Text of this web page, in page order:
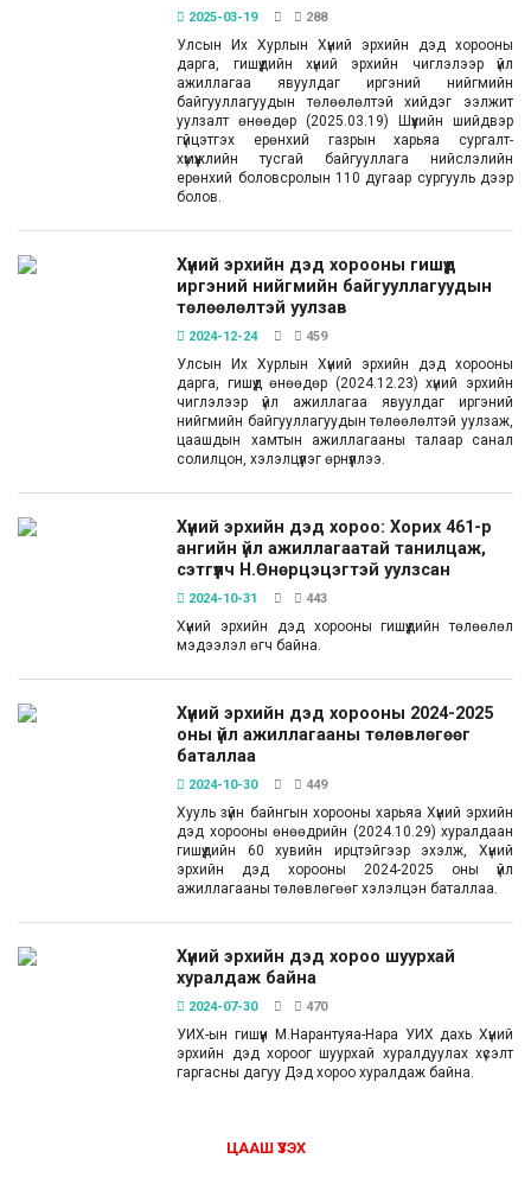
2025-03-19 288
Улсын Их Хурлын Хүний эрхийн дэд хорооны
дарга, гишүүдийн хүний эрхийн чиглэлээр үйл
ажиллагаа явуулдаг иргэний нийгмийн
байгууллагуудын төлөөлөлтэй хийдэг ээлжит
уулзалт өнөөдөр (2025.03.19) Шүүхийн шийдвэр
гүйцэтгэх ерөнхий газрын харьяа сургалт-
хүмүүжлийн тусгай байгууллага нийслэлийн
ерөнхий боловсролын 110 дугаар сургууль дээр
болов.
Хүний эрхийн дэд хорооны гишүүд
иргэний нийгмийн байгууллагуудын
төлөөлөлтэй уулзав
2024-12-24 459
Улсын Их Хурлын Хүний эрхийн дэд хорооны
дарга, гишүүд өнөөдөр (2024.12.23) хүний эрхийн
чиглэлээр үйл ажиллагаа явуулдаг иргэний
нийгмийн байгууллагуудын төлөөлөлтэй уулзаж,
цаашдын хамтын ажиллагааны талаар санал
солилцон, хэлэлцүүлэг өрнүүллээ.
Хүний эрхийн дэд хороо: Хорих 461-р
ангийн үйл ажиллагаатай танилцаж,
сэтгүүлч Н.Өнөрцэцэгтэй уулзсан
2024-10-31 443
Хүний эрхийн дэд хорооны гишүүдийн төлөөлөл
мэдээлэл өгч байна.
Хүний эрхийн дэд хорооны 2024-2025
оны үйл ажиллагааны төлөвлөгөөг
баталлаа
2024-10-30 449
Хууль зүйн байнгын хорооны харьяа Хүний эрхийн
дэд хорооны өнөөдрийн (2024.10.29) хуралдаан
гишүүдийн 60 хувийн ирцтэйгээр эхэлж, Хүний
эрхийн дэд хорооны 2024-2025 оны үйл
ажиллагааны төлөвлөгөөг хэлэлцэн баталлаа.
Хүний эрхийн дэд хороо шуурхай
хуралдаж байна
2024-07-30 470
УИХ-ын гишүүн М.Нарантуяа-Нара УИХ дахь Хүний
эрхийн дэд хороог шуурхай хуралдуулах хүсэлт
гаргасны дагуу Дэд хороо хуралдаж байна.
ЦААШ ҮЗЭХ